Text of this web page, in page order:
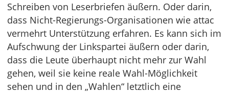
Schreiben von Leserbriefen äußern. Oder darin,
dass Nicht-Regierungs-Organisationen wie attac
vermehrt Unterstützung erfahren. Es kann sich im
Aufschwung der Linkspartei äußern oder darin,
dass die Leute überhaupt nicht mehr zur Wahl
gehen, weil sie keine reale Wahl-Möglichkeit
sehen und in den „Wahlen“ letztlich eine